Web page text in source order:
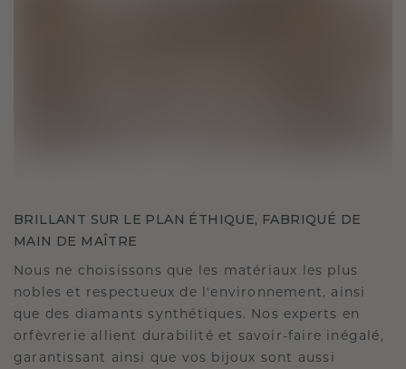
BRILLANT SUR LE PLAN ÉTHIQUE, FABRIQUÉ DE
MAIN DE MAÎTRE
Nous ne choisissons que les matériaux les plus
nobles et respectueux de l'environnement, ainsi
que des diamants synthétiques. Nos experts en
orfèvrerie allient durabilité et savoir-faire inégalé,
garantissant ainsi que vos bijoux sont aussi